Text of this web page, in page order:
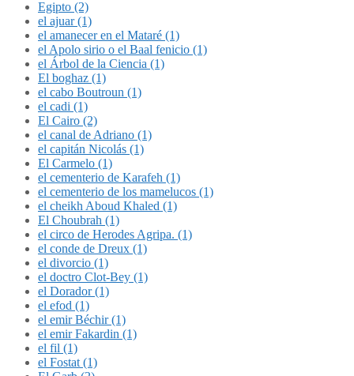
Egipto (2)
el ajuar (1)
el amanecer en el Mataré (1)
el Apolo sirio o el Baal fenicio (1)
el Árbol de la Ciencia (1)
El boghaz (1)
el cabo Boutroun (1)
el cadi (1)
El Cairo (2)
el canal de Adriano (1)
el capitán Nicolás (1)
El Carmelo (1)
el cementerio de Karafeh (1)
el cementerio de los mamelucos (1)
el cheikh Aboud Khaled (1)
El Choubrah (1)
el circo de Herodes Agripa. (1)
el conde de Dreux (1)
el divorcio (1)
el doctro Clot-Bey (1)
el Dorador (1)
el efod (1)
el emir Béchir (1)
el emir Fakardin (1)
el fil (1)
el Fostat (1)